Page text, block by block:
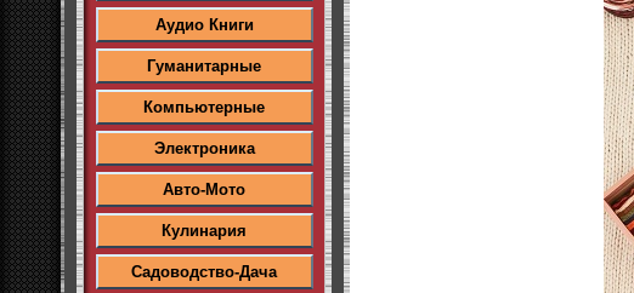
Аудио Книги
Гуманитарные
Компьютерные
Электроника
Авто-Мото
Кулинария
Садоводство-Дача